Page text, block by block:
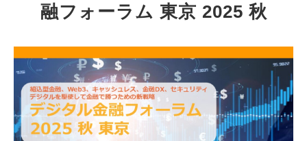
媒体資料ダウンロード
企画資料ダウンロード
活用事例
ブログ
融フォーラム 東京 2025 秋